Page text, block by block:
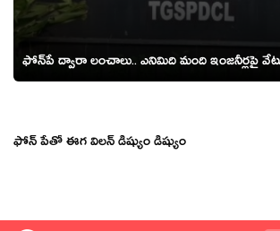
ఫోన్‌పే ద్వారా లంచాలు.. ఎనిమిది మంది ఇంజనీర్లపై
ఫోన్ పేతో ఈగ విలన్ డిష్యుం డిష్యుం